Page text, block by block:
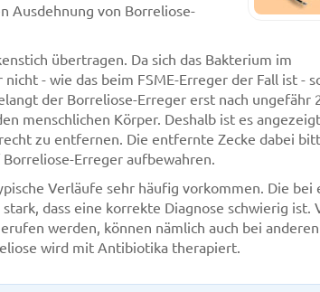
Ausdehnung von Borreliose-
übertragen. Da sich das Bakterium im
- wie das beim FSME-Erreger der Fall ist -
der Borreliose-Erreger erst nach ungefähr
menschlichen Körper. Deshalb ist es
zu entfernen. Die entfernte Zecke dabei
Erreger aufbewahren.
Verläufe sehr häufig vorkommen. Die bei
dass eine korrekte Diagnose schwierig ist.
werden, können nämlich auch bei anderen
wird mit Antibiotika therapiert.